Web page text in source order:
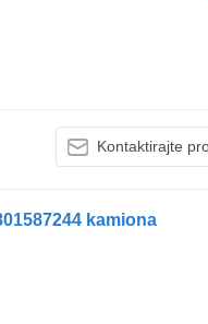
Kontaktirajte
kamiona